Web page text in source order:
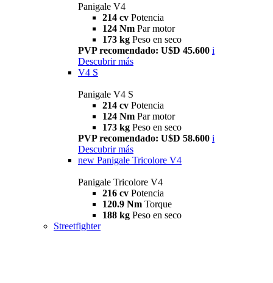
Panigale V4
214 cv Potencia
124 Nm Par motor
173 kg Peso en seco
PVP recomendado: U$D 45.600 i
Descubrir más
V4 S
Panigale V4 S
214 cv Potencia
124 Nm Par motor
173 kg Peso en seco
PVP recomendado: U$D 58.600 i
Descubrir más
new Panigale Tricolore V4
Panigale Tricolore V4
216 cv Potencia
120.9 Nm Torque
188 kg Peso en seco
Streetfighter